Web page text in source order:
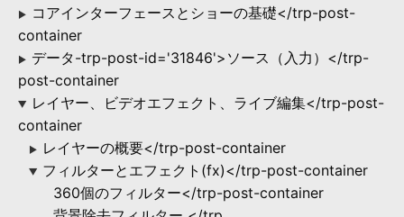
▶
コアインターフェースとショーの基礎</trp-post-
container
▶ データ-trp-post-id='31846'>ソース（入力）</trp-
post-container
▶
レイヤー、ビデオエフェクト、ライブ編集</trp-post-
container
▶ レイヤーの概要</trp-post-container
▶
フィルターとエフェクト(fx)</trp-post-container
360個のフィルター</trp-post-container